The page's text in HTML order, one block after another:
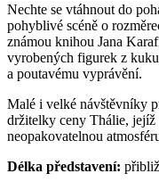
Nechte se vtáhnout do
pohyblivé scéně o
známou knihou Jana
vyrobených figurek z
a poutavému vyprávění.
Malé i velké návštěvníky
držitelky ceny Thálie, jejíž
neopakovatelnou
Délka představení: